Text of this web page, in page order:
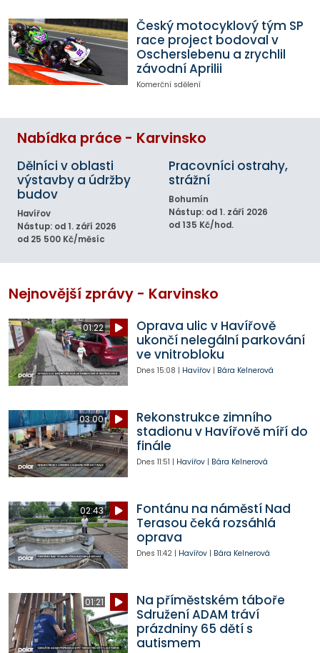
Český motocyklový tým SP
race project bodoval v
Oscherslebenu a zrychlil
závodní Aprilii
Komerční sdělení
Nabídka práce - Karvinsko
Dělníci v oblasti
výstavby a údržby
budov
Havířov
Nástup: od 1. září 2026
od 25 500 Kč/měsíc
Pracovníci ostrahy,
strážní
Bohumín
Nástup: od 1. září 2026
od 135 Kč/hod.
Nejnovější zprávy - Karvinsko
01:22
Oprava ulic v Havířově
ukončí nelegální parkování
ve vnitrobloku
Dnes 15:08 | Havířov| Bára Kelnerová
03:00
Rekonstrukce zimního
stadionu v Havířově míří do
finále
Dnes 11:51 | Havířov| Bára Kelnerová
02:43
Fontánu na náměstí Nad
Terasou čeká rozsáhlá
oprava
Dnes 11:42| Havířov| Bára Kelnerová
01:21
Na příměstském táboře
Sdružení ADAM tráví
prázdniny 65 dětí s
autismem